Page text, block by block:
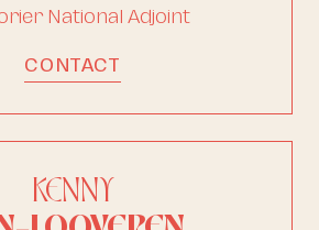
National Adjoint
CONTACT
KENNY